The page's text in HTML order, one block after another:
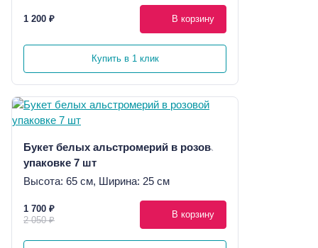
1 200 ₽ В корзину
Купить в 1 клик
Букет белых альстромерий в розовой
упаковке 7 шт
Высота: 65 см, Ширина: 25 см
1 700 ₽
2 050 ₽
В корзину